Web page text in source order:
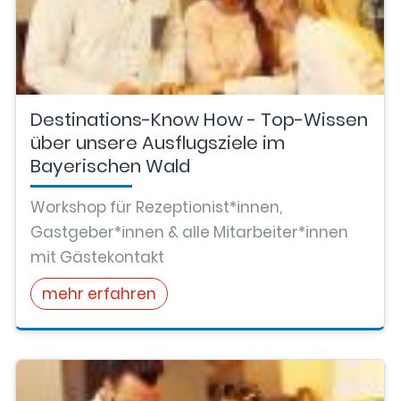
Destinations-Know How - Top-Wissen
über unsere Ausflugsziele im
Bayerischen Wald
Workshop für Rezeptionist*innen,
Gastgeber*innen & alle Mitarbeiter*innen
mit Gästekontakt
mehr erfahren